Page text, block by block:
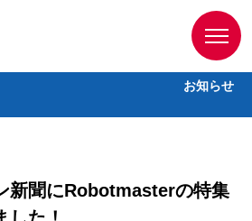
お知らせ
新聞にRobotmasterの特集